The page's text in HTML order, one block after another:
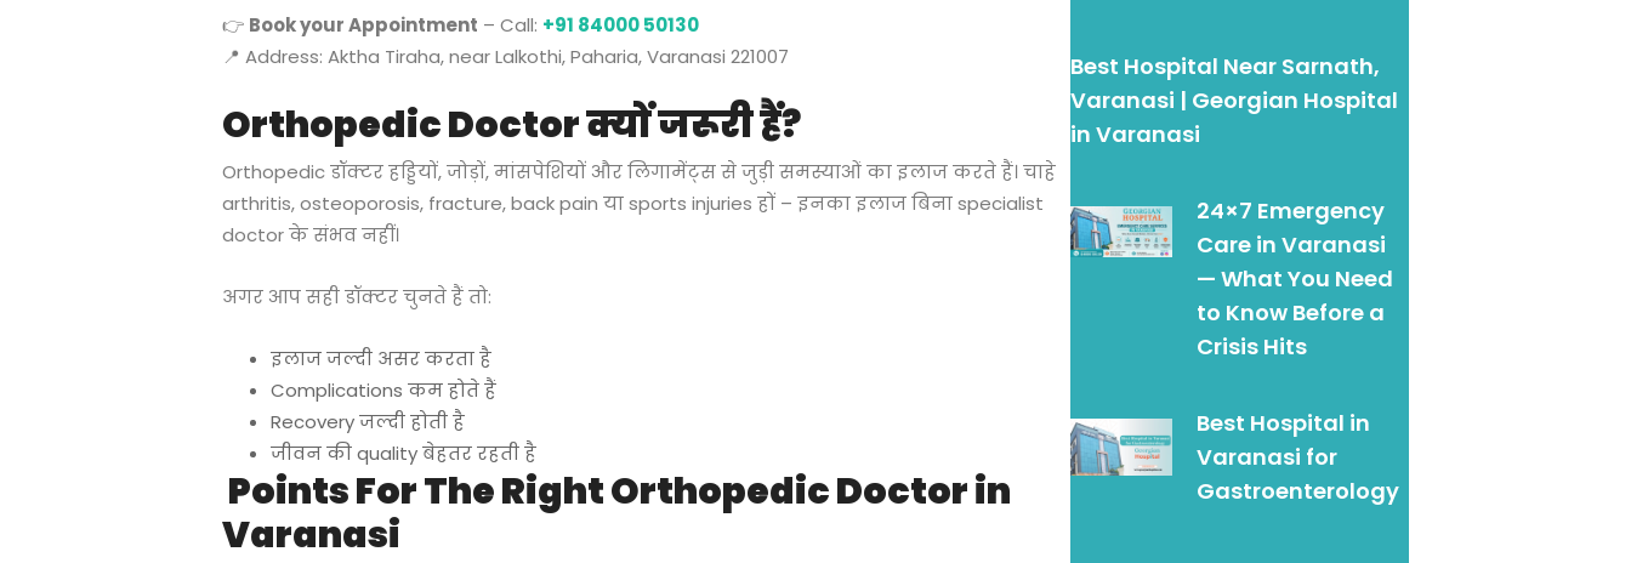
👉 Book your Appointment – Call: +91 84000 50130
📍 Address: Aktha Tiraha, near Lalkothi, Paharia, Varanasi 221007
Orthopedic Doctor क्यों जरूरी हैं?
Orthopedic डॉक्टर हड्डियों, जोड़ों, मांसपेशियों और लिगामेंट्स से जुड़ी समस्याओं का इलाज करते हैं। चाहे
arthritis, osteoporosis, fracture, back pain या sports injuries हों – इनका इलाज बिना specialist
doctor के संभव नहीं।
अगर आप सही डॉक्टर चुनते हैं तो:
इलाज जल्दी असर करता है
Complications कम होते हैं
Recovery जल्दी होती है
जीवन की quality बेहतर रहती है
Points For The Right Orthopedic Doctor in
Varanasi
Best Hospital Near Sarnath,
Varanasi | Georgian Hospital
in Varanasi
24×7 Emergency
Care in Varanasi
— What You Need
to Know Before a
Crisis Hits
Best Hospital in
Varanasi for
Gastroenterology